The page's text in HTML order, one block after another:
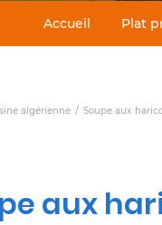
Accueil Plat
algérienne Soupe aux
aux